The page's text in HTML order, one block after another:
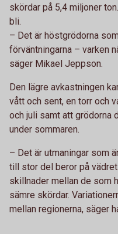
skördar på 5,4 miljoner
bli.
– Det är höstgrödorna
förväntningarna – varken
säger Mikael Jeppson.
Den lägre avkastningen
vått och sent, en torr och
och juli samt att grödorna
under sommaren.
– Det är utmaningar som
till stor del beror på
skillnader mellan de som
sämre skördar.
mellan regionerna, säger